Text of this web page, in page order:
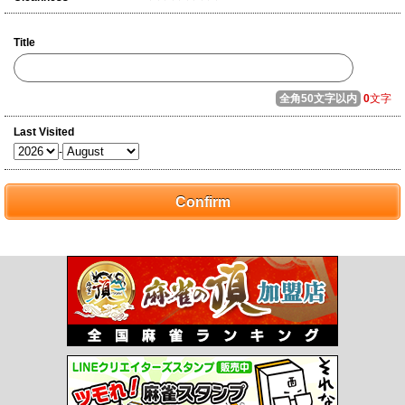
Title
全角50文字以内 0文字
Last Visited
-